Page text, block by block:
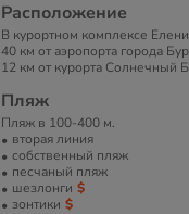
Расположение
В курортном комплексе
40 км от аэропорта города
12 км от курорта Солнечный
Пляж
Пляж в 100-400 м.
вторая линия
собственный пляж
песчаный пляж
шезлонги
зонтики